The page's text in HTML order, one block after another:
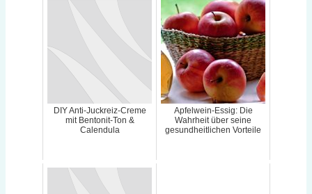
DIY Anti-Juckreiz-Creme
mit Bentonit-Ton &
Calendula
Apfelwein-Essig: Die
Wahrheit über seine
gesundheitlichen Vorteile